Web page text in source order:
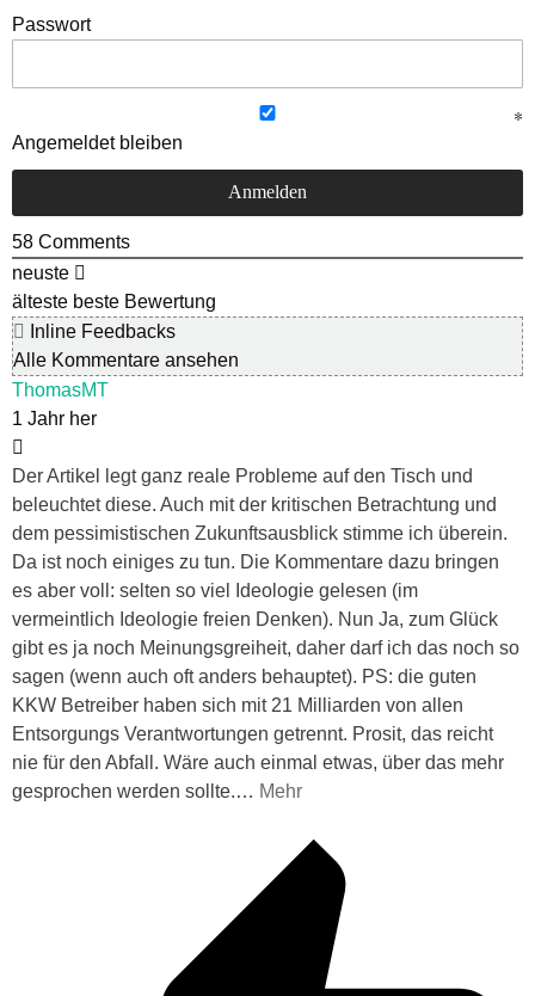
Passwort
Angemeldet bleiben
58 Comments
neuste
älteste beste Bewertung
Inline Feedbacks
Alle Kommentare ansehen
ThomasMT
1 Jahr her
Der Artikel legt ganz reale Probleme auf den Tisch und
beleuchtet diese. Auch mit der kritischen Betrachtung und
dem pessimistischen Zukunftsausblick stimme ich überein.
Da ist noch einiges zu tun. Die Kommentare dazu bringen
es aber voll: selten so viel Ideologie gelesen (im
vermeintlich Ideologie freien Denken). Nun Ja, zum Glück
gibt es ja noch Meinungsgreiheit, daher darf ich das noch so
sagen (wenn auch oft anders behauptet). PS: die guten
KKW Betreiber haben sich mit 21 Milliarden von allen
Entsorgungs Verantwortungen getrennt. Prosit, das reicht
nie für den Abfall. Wäre auch einmal etwas, über das mehr
gesprochen werden sollte.… Mehr